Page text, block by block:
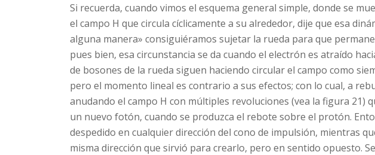
Si recuerda, cuando vimos el esquema general simple, donde se
el campo H que circula cíclicamente a su alrededor, dije que esa
alguna manera» consiguiéramos sujetar la rueda para que
pues bien, esa circunstancia se da cuando el electrón es atraído
de bosones de la rueda siguen haciendo circular el campo como
pero el momento lineal es contrario a sus efectos; con lo cual, a
anudando el campo H con múltiples revoluciones (vea la figura 21)
un nuevo fotón, cuando se produzca el rebote sobre el protón.
despedido en cualquier dirección del cono de impulsión, mientras
misma dirección que sirvió para crearlo, pero en sentido opuesto.